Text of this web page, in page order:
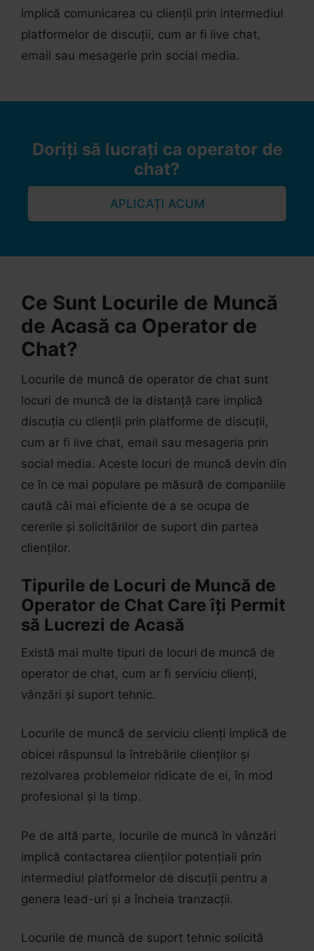
implică comunicarea cu clienții prin intermediul
platformelor de discuții, cum ar fi live chat,
email sau mesagerie prin social media.
Doriți să lucrați ca operator de
chat?
APLICAȚI ACUM
Ce Sunt Locurile de Muncă
de Acasă ca Operator de
Chat?
Locurile de muncă de operator de chat sunt
locuri de muncă de la distanță care implică
discuția cu clienții prin platforme de discuții,
cum ar fi live chat, email sau mesageria prin
social media. Aceste locuri de muncă devin din
ce în ce mai populare pe măsură de companiile
caută căi mai eficiente de a se ocupa de
cererile și solicitărilor de suport din partea
clienților.
Tipurile de Locuri de Muncă de
Operator de Chat Care îți Permit
să Lucrezi de Acasă
Există mai multe tipuri de locuri de muncă de
operator de chat, cum ar fi serviciu clienți,
vânzări și suport tehnic.
Locurile de muncă de serviciu clienți implică de
obicei răspunsul la întrebările clienților și
rezolvarea problemelor ridicate de ei, în mod
profesional și la timp.
Pe de altă parte, locurile de muncă în vânzări
implică contactarea clienților potențiali prin
intermediul platformelor de discuții pentru a
genera lead-uri și a încheia tranzacții.
Locurile de muncă de suport tehnic solicită